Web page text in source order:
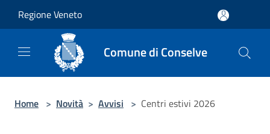
Regione Veneto
Comune di Conselve
Home > Novità > Avvisi > Centri estivi 2026